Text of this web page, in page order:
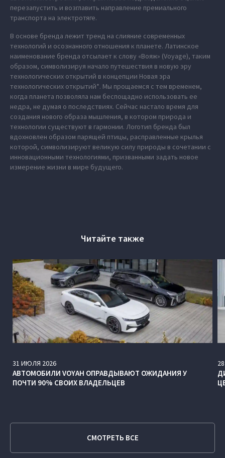
перезапустить и возглавить направление премиального
транспорта на электротяге.
В основе бренда лежит тренд на слияние современных
технологий и осознанного отношения к планете. Латинское
наименование бренда отсылает к слову «Вояж» (Voyage), таким
образом, символизируя начало путешествия в новую эру
технологических открытий в концепции Новая эра
технологических открытий*. Мы прощаемся с тем временем,
когда планета позволяла нам беспощадно использовать ее
недра, не думая о последствиях. Сейчас настало время для
создания нового образа мышления, в котором природа и
технологии существуют в гармонии. Логотип бренда был
вдохновлен образом парящей птицы, расправленные крылья
которой, символизируют великую силу природы в сочетании с
инновационными технологиями, призванными задать новое
измерение жизни в мире будущего.
Читайте также
31 ИЮЛЯ 2026
АВТОМОБИЛИ VOYAH ОПРАВДЫВАЮТ ОЖИДАНИЯ У
ПОЧТИ 90% СВОИХ ВЛАДЕЛЬЦЕВ
28
СМОТРЕТЬ ВСЕ